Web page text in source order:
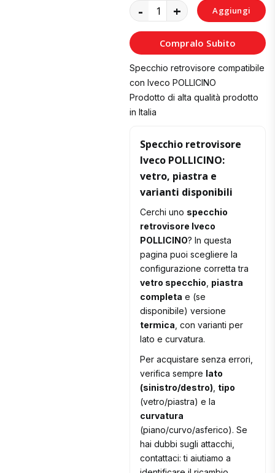
- + Aggiungi
al
Carrello
Compralo Subito
Specchio retrovisore compatibile
con Iveco POLLICINO
Prodotto di alta qualità prodotto
in Italia
Specchio retrovisore
Iveco POLLICINO:
vetro, piastra e
varianti disponibili
Cerchi uno specchio
retrovisore Iveco
POLLICINO? In questa
pagina puoi scegliere la
configurazione corretta tra
vetro specchio piastra
completa e (se
disponibile) versione
termica , con varianti per
lato e curvatura.
Per acquistare senza errori,
verifica sempre lato
(sinistro/destro) tipo
(vetro/piastra) e la
curvatura
(piano/curvo/asferico). Se
hai dubbi sugli attacchi,
contattaci: ti aiutiamo a